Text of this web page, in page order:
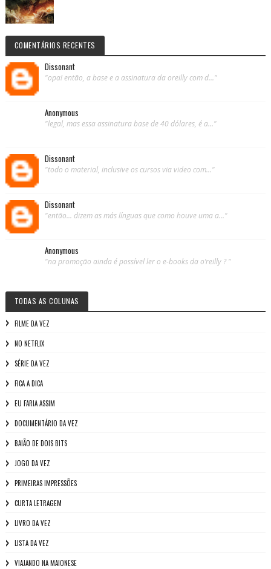
COMENTÁRIOS RECENTES
Dissonant
"opa! então, a base e a assinatura da oreilly com d..."
Anonymous
"legal, mas essa assinatura base de 40 dólares, é a..."
Dissonant
"todo o material, inclusive os cursos via video com..."
Dissonant
"então... dizem as más línguas que como houve uma a..."
Anonymous
"na promoção ainda é possível ler o e-books da o’reilly ? "
TODAS AS COLUNAS
FILME DA VEZ
NO NETFLIX
SÉRIE DA VEZ
FICA A DICA
EU FARIA ASSIM
DOCUMENTÁRIO DA VEZ
BAIÃO DE DOIS BITS
JOGO DA VEZ
PRIMEIRAS IMPRESSÕES
CURTA LETRAGEM
LIVRO DA VEZ
LISTA DA VEZ
VIAJANDO NA MAIONESE